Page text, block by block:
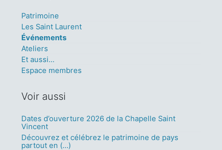
Patrimoine
Les Saint Laurent
Événements
Ateliers
Et aussi...
Espace membres
Voir aussi
Dates d’ouverture 2026 de la Chapelle Saint
Vincent
Découvrez et célébrez le patrimoine de pays
partout en (…)